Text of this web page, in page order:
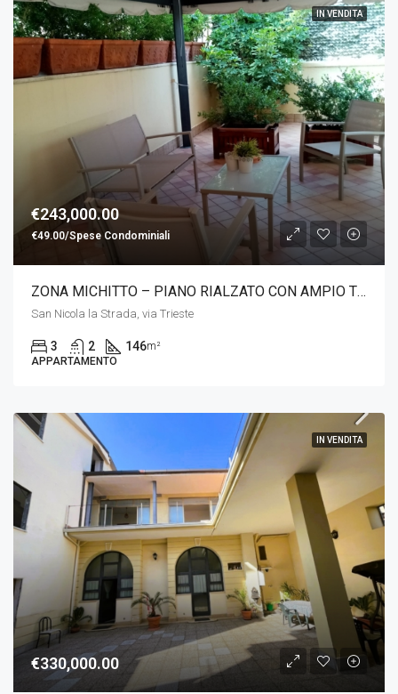
IN VENDITA
€243,000.00
€49.00/Spese Condominiali
ZONA MICHITTO – PIANO RIALZATO CON AMPIO TERRAZZO
San Nicola la Strada, via Trieste
3 2 146m²
APPARTAMENTO
IN VENDITA
€330,000.00